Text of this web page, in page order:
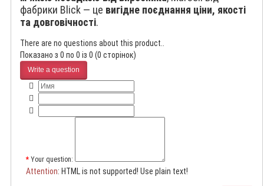
фабрики Blick — це вигідне поєднання ціни, якості
та довговічності.
There are no questions about this product..
Показано з 0 по 0 із 0 (0 сторінок)
Write a question
Your question:
Attention: HTML is not supported! Use plain text!